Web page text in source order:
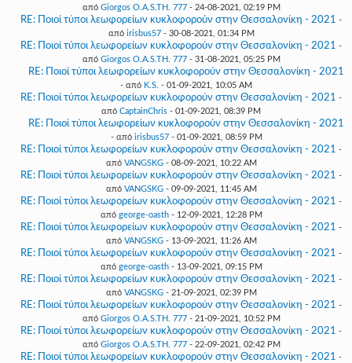
από Giorgos O.A.S.TH. 777- 24-08-2021, 02:19 PM
RE: Ποιοί τύποι λεωφορείων κυκλοφορούν στην Θεσσαλονίκη - 2021 -
από irisbus57- 30-08-2021, 01:34 PM
RE: Ποιοί τύποι λεωφορείων κυκλοφορούν στην Θεσσαλονίκη - 2021 -
από Giorgos O.A.S.TH. 777- 31-08-2021, 05:25 PM
RE: Ποιοί τύποι λεωφορείων κυκλοφορούν στην Θεσσαλονίκη - 2021
- από K.S. - 01-09-2021, 10:05 AM
RE: Ποιοί τύποι λεωφορείων κυκλοφορούν στην Θεσσαλονίκη - 2021 -
από CaptainChris - 01-09-2021, 08:39 PM
RE: Ποιοί τύποι λεωφορείων κυκλοφορούν στην Θεσσαλονίκη - 2021
- από irisbus57- 01-09-2021, 08:59 PM
RE: Ποιοί τύποι λεωφορείων κυκλοφορούν στην Θεσσαλονίκη - 2021 -
από VANGSKG- 08-09-2021, 10:22 AM
RE: Ποιοί τύποι λεωφορείων κυκλοφορούν στην Θεσσαλονίκη - 2021 -
από VANGSKG- 09-09-2021, 11:45 AM
RE: Ποιοί τύποι λεωφορείων κυκλοφορούν στην Θεσσαλονίκη - 2021 -
από george-oasth- 12-09-2021, 12:28 PM
RE: Ποιοί τύποι λεωφορείων κυκλοφορούν στην Θεσσαλονίκη - 2021 -
από VANGSKG- 13-09-2021, 11:26 AM
RE: Ποιοί τύποι λεωφορείων κυκλοφορούν στην Θεσσαλονίκη - 2021 -
από george-oasth- 13-09-2021, 09:15 PM
RE: Ποιοί τύποι λεωφορείων κυκλοφορούν στην Θεσσαλονίκη - 2021 -
από VANGSKG- 21-09-2021, 02:39 PM
RE: Ποιοί τύποι λεωφορείων κυκλοφορούν στην Θεσσαλονίκη - 2021 -
από Giorgos O.A.S.TH. 777- 21-09-2021, 10:52 PM
RE: Ποιοί τύποι λεωφορείων κυκλοφορούν στην Θεσσαλονίκη - 2021 -
από Giorgos O.A.S.TH. 777- 22-09-2021, 02:42 PM
RE: Ποιοί τύποι λεωφορείων κυκλοφορούν στην Θεσσαλονίκη - 2021 -